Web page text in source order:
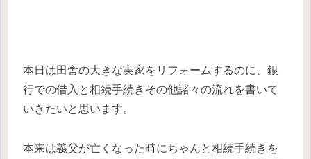
本日は田舎の大きな実家をリフォームするのに、銀
行での借入と相続手続きその他諸々の流れを書いて
いきたいと思います。
本来は義父が亡くなった時にちゃんと相続手続きを